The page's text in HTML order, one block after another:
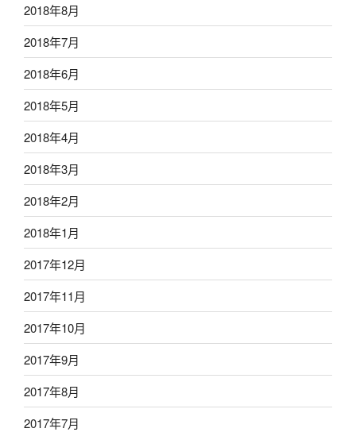
2018年8月
2018年7月
2018年6月
2018年5月
2018年4月
2018年3月
2018年2月
2018年1月
2017年12月
2017年11月
2017年10月
2017年9月
2017年8月
2017年7月